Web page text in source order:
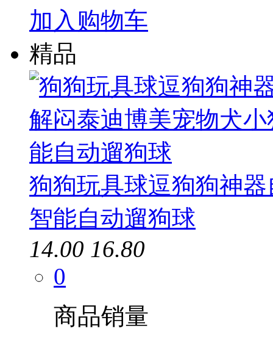
加入购物车
精品
狗狗玩具球逗狗狗神
智能自动遛狗球
14.00 16.80
0
商品销量